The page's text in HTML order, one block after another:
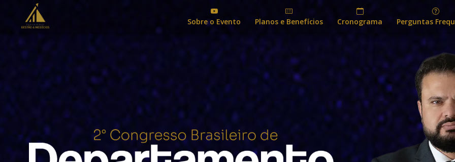
Sobre o Evento Planos e Benefícios Cronograma Perguntas